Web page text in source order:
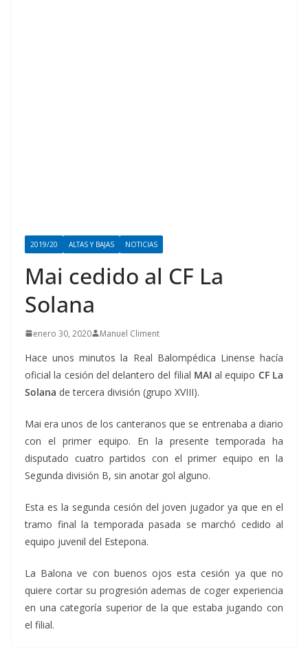
2019/20 ALTAS Y BAJAS NOTICIAS
Mai cedido al CF La
Solana
enero 30, 2020 Manuel Climent
Hace unos minutos la Real Balompédica Linense hacía
oficial la cesión del delantero del filial MAI al equipo CF La
Solana de tercera división (grupo XVIII).
Mai era unos de los canteranos que se entrenaba a diario
con el primer equipo. En la presente temporada ha
disputado cuatro partidos con el primer equipo en la
Segunda división B, sin anotar gol alguno.
Esta es la segunda cesión del joven jugador ya que en el
tramo final la temporada pasada se marchó cedido al
equipo juvenil del Estepona.
La Balona ve con buenos ojos esta cesión ya que no
quiere cortar su progresión ademas de coger experiencia
en una categoría superior de la que estaba jugando con
el filial.